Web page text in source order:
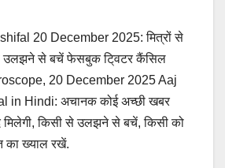
20 December 2025: मित्रों से
उलझने से बचें फेसबुक टि्वटर कैंसिल
20 December 2025 Aaj
in Hindi: अचानक कोई अच्छी खबर
मिलेगी, किसी से उलझने से बचें, किसी को
का ख्याल रखें.